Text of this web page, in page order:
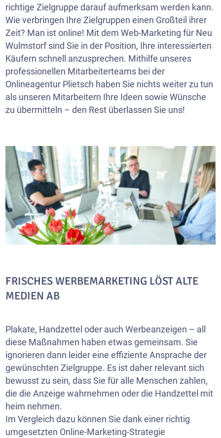
richtige Zielgruppe darauf aufmerksam werden kann.
Wie verbringen Ihre Zielgruppen einen Großteil ihrer
Zeit? Man ist online! Mit dem Web-Marketing für Neu
Wulmstorf sind Sie in der Position, Ihre interessierten
Käufern schnell anzusprechen. Mithilfe unseres
professionellen Mitarbeiterteams bei der
Onlineagentur Plietsch haben Sie nichts weiter zu tun
als unseren Mitarbeitern Ihre Ideen sowie Wünsche
zu übermitteln – den Rest überlassen Sie uns!
FRISCHES WERBEMARKETING LÖST ALTE
MEDIEN AB
Plakate, Handzettel oder auch Werbeanzeigen – all
diese Maßnahmen haben etwas gemeinsam. Sie
ignorieren dann leider eine effiziente Ansprache der
gewünschten Zielgruppe. Es ist daher relevant sich
bewusst zu sein, dass Sie für alle Menschen zahlen,
die die Anzeige wahrnehmen oder die Handzettel mit
heim nehmen.
Im Vergleich dazu können Sie dank einer richtig
umgesetzten Online-Marketing-Strategie